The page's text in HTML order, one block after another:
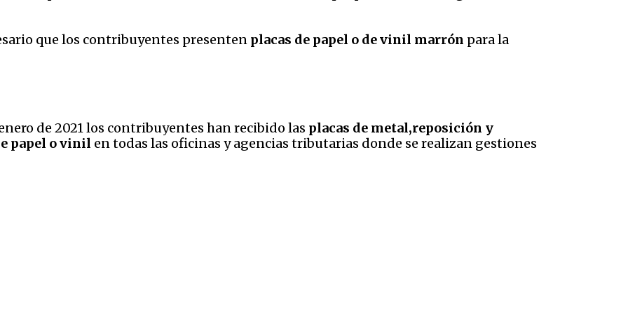
que los contribuyentes presenten placas de papel o de vinil marrón para la
de 2021 los contribuyentes han recibido las placas de metal,reposición y
papel o vinil en todas las oficinas y agencias tributarias donde se realizan gestiones